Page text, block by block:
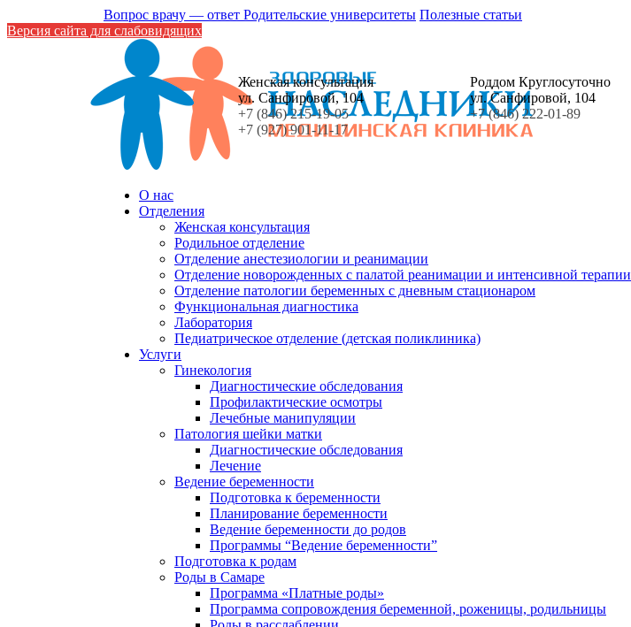
Вопрос врачу — ответ Родительские университеты Полезные статьи
Версия сайта для слабовидящих
Женская консультация
ул. Санфировой, 104
+7 (846) 215-19-05
+7 (927) 901-11-17
Роддом Круглосуточно
ул. Санфировой, 104
+7 (846) 222-01-89
О нас
Отделения
Женская консультация
Родильное отделение
Отделение анестезиологии и реанимации
Отделение новорожденных с палатой реанимации и интенсивной терапии
Отделение патологии беременных с дневным стационаром
Функциональная диагностика
Лаборатория
Педиатрическое отделение (детская поликлиника)
Услуги
Гинекология
Диагностические обследования
Профилактические осмотры
Лечебные манипуляции
Патология шейки матки
Диагностические обследования
Лечение
Ведение беременности
Подготовка к беременности
Планирование беременности
Ведение беременности до родов
Программы “Ведение беременности”
Подготовка к родам
Роды в Самаре
Программа «Платные роды»
Программа сопровождения беременной, роженицы, родильницы